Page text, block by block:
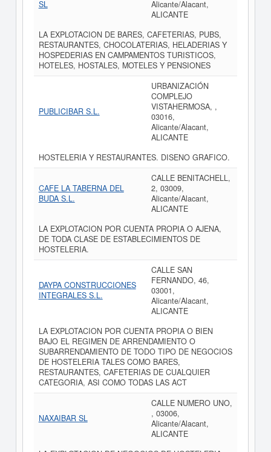
SL
Alicante/Alacant,
ALICANTE
LA EXPLOTACION DE BARES, CAFETERIAS, PUBS,
RESTAURANTES, CHOCOLATERIAS, HELADERIAS Y
HOSPEDERIAS EN CAMPAMENTOS TURISTICOS,
HOTELES, HOSTALES, MOTELES Y PENSIONES
PUBLICIBAR S.L.
URBANIZACIÓN
COMPLEJO
VISTAHERMOSA, ,
03016,
Alicante/Alacant,
ALICANTE
HOSTELERIA Y RESTAURANTES. DISENO GRAFICO.
CAFE LA TABERNA DEL
BUDA S.L.
CALLE BENITACHELL,
2, 03009,
Alicante/Alacant,
ALICANTE
LA EXPLOTACION POR CUENTA PROPIA O AJENA,
DE TODA CLASE DE ESTABLECIMIENTOS DE
HOSTELERIA.
DAYPA CONSTRUCCIONES
INTEGRALES S.L.
CALLE SAN
FERNANDO, 46,
03001,
Alicante/Alacant,
ALICANTE
LA EXPLOTACION POR CUENTA PROPIA O BIEN
BAJO EL REGIMEN DE ARRENDAMIENTO O
SUBARRENDAMIENTO DE TODO TIPO DE NEGOCIOS
DE HOSTELERIA TALES COMO BARES,
RESTAURANTES, CAFETERIAS DE CUALQUIER
CATEGORIA, ASI COMO TODAS LAS ACT
NAXAIBAR SL
CALLE NUMERO UNO,
, 03006,
Alicante/Alacant,
ALICANTE